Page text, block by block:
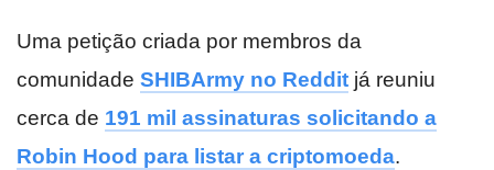
Uma petição criada por membros da
comunidade SHIBArmy no Reddit já reuniu
cerca de 191 mil assinaturas solicitando a
Robin Hood para listar a criptomoeda.